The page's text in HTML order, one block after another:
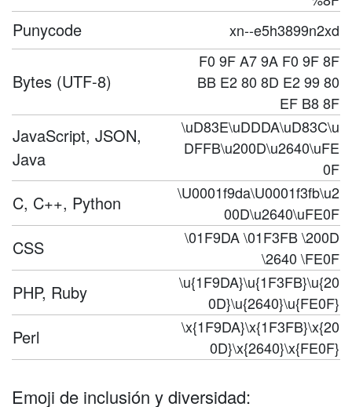
Punycode xn--e5h3899n2xd
Bytes (UTF-8)
F0 9F A7 9A F0 9F 8F
BB E2 80 8D E2 99 80
EF B8 8F
JavaScript, JSON,
Java
\uD83E\uDDDA\uD83C\u
DFFB\u200D\u2640\uFE
0F
C, C++, Python
\U0001f9da\U0001f3fb\u2
00D\u2640\uFE0F
CSS
\01F9DA \01F3FB \200D
\2640 \FE0F
PHP, Ruby
\u{1F9DA}\u{1F3FB}\u{20
0D}\u{2640}\u{FE0F}
Perl
\x{1F9DA}\x{1F3FB}\x{20
0D}\x{2640}\x{FE0F}
Emoji de inclusión y diversidad: